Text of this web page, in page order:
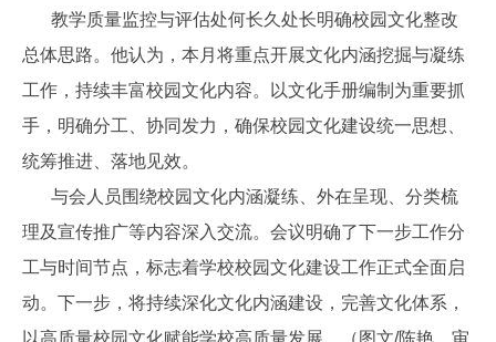
教学质量监控与评估处何长久处长明确校园文化整改
总体思路。他认为，本月将重点开展文化内涵挖掘与凝练
工作，持续丰富校园文化内容。以文化手册编制为重要抓
手，明确分工、协同发力，确保校园文化建设统一思想、
统筹推进、落地见效。
与会人员围绕校园文化内涵凝练、外在呈现、分类梳
理及宣传推广等内容深入交流。会议明确了下一步工作分
工与时间节点，标志着学校校园文化建设工作正式全面启
动。下一步，将持续深化文化内涵建设，完善文化体系，